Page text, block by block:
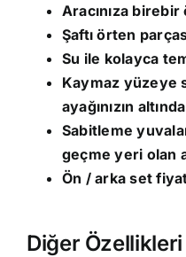
Aracınıza
Şaftı örten
Su ile kolayca
Kaymaz yüzeye
ayağınızın
Sabitleme
geçme yeri olan
Ön / arka set
Diğer Özellikleri